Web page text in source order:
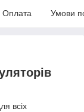
Оплата Умови
всіх